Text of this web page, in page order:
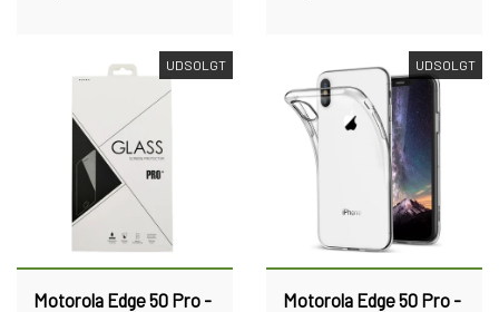
UDSOLGT
Motorola Edge 50 Pro -
UDSOLGT
Motorola Edge 50 Pro -